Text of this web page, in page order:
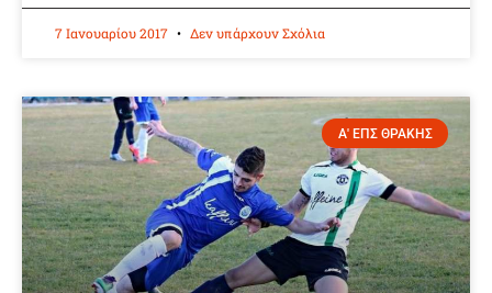
7 Ιανουαρίου 2017 Δεν υπάρχουν Σχόλια
Α' ΕΠΣ ΘΡΑΚΗΣ